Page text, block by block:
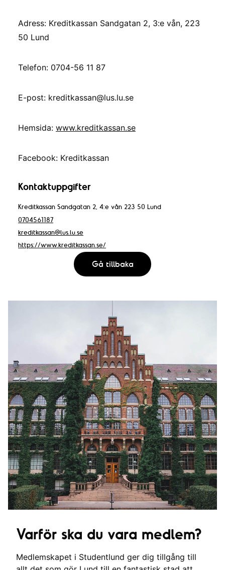
Adress: Kreditkassan Sandgatan 2, 3:e vån, 223
50 Lund
Telefon: 0704-56 11 87
E-post: kreditkassan@lus.lu.se
Hemsida: www.kreditkassan.se
Facebook: Kreditkassan
Kontaktuppgifter
Kreditkassan Sandgatan 2, 4:e vån 223 50 Lund
0704561187
kreditkassan@lus.lu.se
https://www.kreditkassan.se/
Gå tillbaka
Varför ska du vara medlem?
Medlemskapet i Studentlund ger dig tillgång till